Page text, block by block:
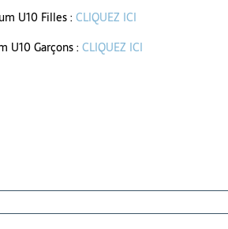
U10 Filles : CLIQUEZ ICI
U10 Garçons : CLIQUEZ ICI